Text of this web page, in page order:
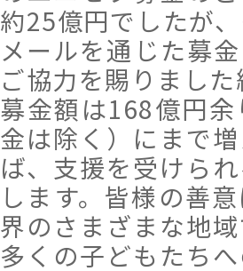
約25億円でしたが
メールを通じた募
ご協力を賜りまし
募金額は168億円
金は除く）にまで
ば、支援を受けら
します。皆様の善
界のさまざまな地
多くの子どもたち